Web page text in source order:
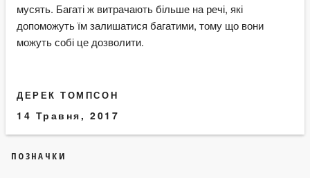
мусять. Багаті ж витрачають більше на речі, які
допоможуть їм залишатися багатими, тому що вони
можуть собі це дозволити.
ДЕРЕК ТОМПСОН
14 Травня, 2017
ПОЗНАЧКИ